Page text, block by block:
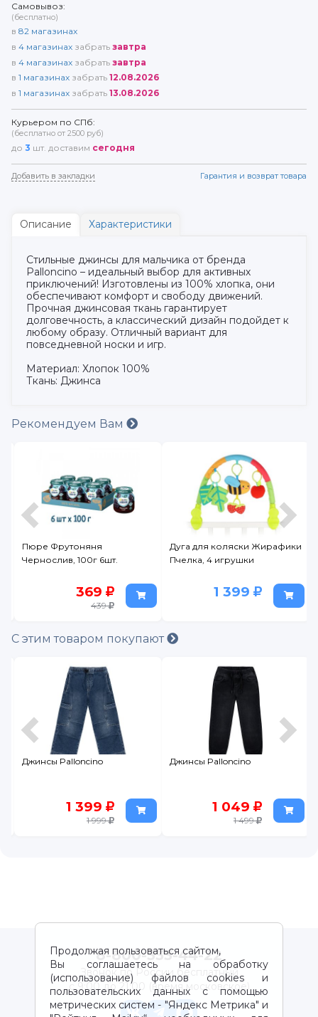
Самовывоз:
(бесплатно)
в 82 магазинах
в 4 магазинах забрать завтра
в 4 магазинах забрать завтра
в 1 магазинах забрать 12.08.2026
в 1 магазинах забрать 13.08.2026
Курьером по СПб:
(бесплатно от 2500 руб)
до 3 шт. доставим сегодня
Добавить в закладки Гарантия и возврат товара
Описание Характеристики
Стильные джинсы для мальчика от бренда
Palloncino – идеальный выбор для активных
приключений! Изготовлены из 100% хлопка, они
обеспечивают комфорт и свободу движений.
Прочная джинсовая ткань гарантирует
долговечность, а классический дизайн подойдет к
любому образу. Отличный вариант для
повседневной носки и игр.
Материал: Хлопок 100%
Ткань: Джинса
Рекомендуем Вам
Пюре Фрутоняня
Чернослив, 100г 6шт.
369
439
Дуга для коляски Жирафики
Пчелка, 4 игрушки
1 399
С этим товаром покупают
Джинсы Palloncino
1 399
1 999
Джинсы Palloncino
1 049
1 499
Продолжая пользоваться сайтом,
Вы соглашаетесь на обработку
(использование) файлов cookies и
пользовательских данных с помощью
метрических систем - "Яндекс Метрика" и
8-800-333-44-22
Звонок по России бесплатный
с 9:00 до 21:00 (время московское)